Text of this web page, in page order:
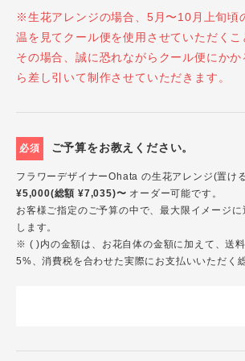
※生花アレンジの場合、5月〜10月上旬頃
温を見てクール便を使用させていただくこ
その場合、誠に恐れながらクール便にか
ら差し引いて制作させていただきます。
必須 ご予算をお教えください。
フラワーデザイナーOhata の生花アレンジ(置け
¥5,000(総額 ¥7,035)〜 オーダー可能です。
お客様ご指定のご予算の中で、最大限イメージ
します。
※ ( )内の金額は、お花自体の金額に加えて、送
5%、消費税を合わせた実際にお支払いいただく